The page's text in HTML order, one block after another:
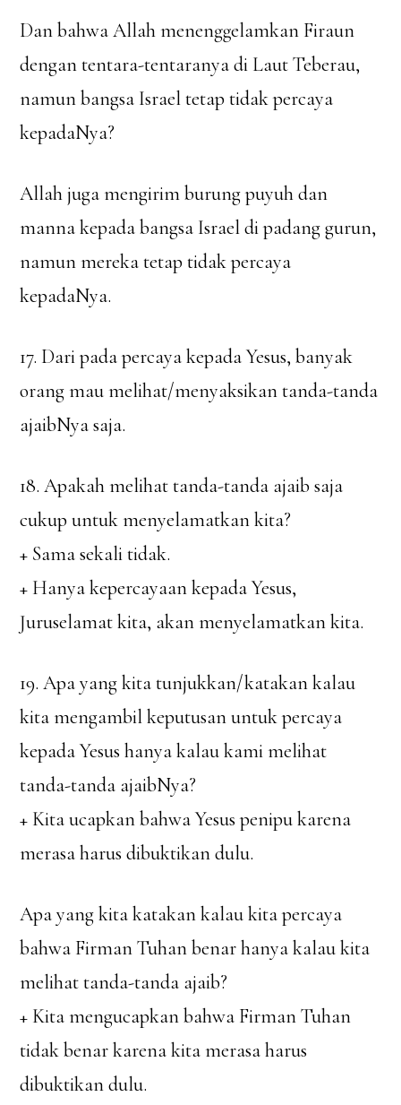
Dan bahwa Allah menenggelamkan Firaun
dengan tentara-tentaranya di Laut Teberau,
namun bangsa Israel tetap tidak percaya
kepadaNya?
Allah juga mengirim burung puyuh dan
manna kepada bangsa Israel di padang gurun,
namun mereka tetap tidak percaya
kepadaNya.
17. Dari pada percaya kepada Yesus, banyak
orang mau melihat/menyaksikan tanda-tanda
ajaibNya saja.
18. Apakah melihat tanda-tanda ajaib saja
cukup untuk menyelamatkan kita?
+ Sama sekali tidak.
+ Hanya kepercayaan kepada Yesus,
Juruselamat kita, akan menyelamatkan kita.
19. Apa yang kita tunjukkan/katakan kalau
kita mengambil keputusan untuk percaya
kepada Yesus hanya kalau kami melihat
tanda-tanda ajaibNya?
+ Kita ucapkan bahwa Yesus penipu karena
merasa harus dibuktikan dulu.
Apa yang kita katakan kalau kita percaya
bahwa Firman Tuhan benar hanya kalau kita
melihat tanda-tanda ajaib?
+ Kita mengucapkan bahwa Firman Tuhan
tidak benar karena kita merasa harus
dibuktikan dulu.